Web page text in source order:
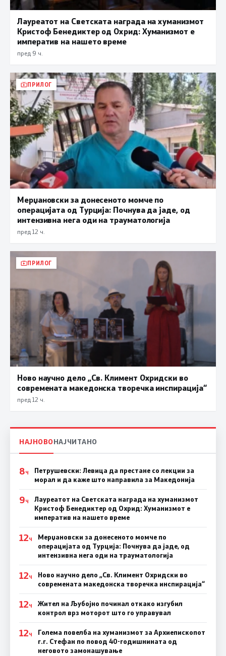
Лауреатот на Светската награда на хуманизмот
Кристоф Бенедиктер од Охрид: Хуманизмот е
императив на нашето време
пред 9 ч.
ПРИЛОГ
Мерџановски за донесеното момче по
операцијата од Турција: Почнува да јаде, од
интензивна нега оди на трауматологија
пред 12 ч.
ПРИЛОГ
Ново научно дело „Св. Климент Охридски во
современата македонска творечка инспирација“
пред 12 ч.
НАЈНОВОНАЈЧИТАНО
8Ч
Петрушевски: Левица да престане со лекции за
морал и да каже што направила за Македонија
9Ч
Лауреатот на Светската награда на хуманизмот
Кристоф Бенедиктер од Охрид: Хуманизмот е
императив на нашето време
12Ч
Мерџановски за донесеното момче по
операцијата од Турција: Почнува да јаде, од
интензивна нега оди на трауматологија
12Ч
Ново научно дело „Св. Климент Охридски во
современата македонска творечка инспирација“
12Ч
Жител на Љубојно починал откако изгубил
контрол врз моторот што го управувал
12Ч
Голема повелба на хуманизмот за Архиепископот
г.г. Стефан по повод 40-годишнината од
неговото замонашување